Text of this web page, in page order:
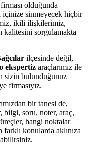
olduğunda
içinize sinmeyecek hiçbir
ikili ilişkilerimiz,
kalitesini sorgulamakta
ilçesinde değil,
ekspertiz araçlarımız ile
sizin bulunduğunuz
firmasıyız.
bir tanesi de,
bilgi, soru, noter, araç,
hangi noktalar
konularda aklınıza